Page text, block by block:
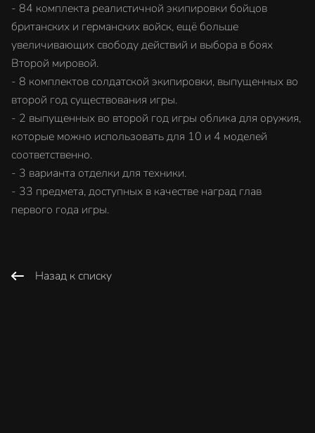
- 84 комплекта реалистичной экипировки бойцов
британских и германских войск, ещё больше
увеличивающих свободу действий и выбора в боях
Второй мировой.
- 8 комплектов солдатской экипировки, выпущенных во
второй год существования игры.
- 2 выпущенных во второй год игры облика для оружия,
которые можно использовать для 10 и 4 моделей
соответственно.
- 3 варианта отделки для техники.
- 33 предмета, доступных в качестве наград глав
первого года игры.
Назад к списку